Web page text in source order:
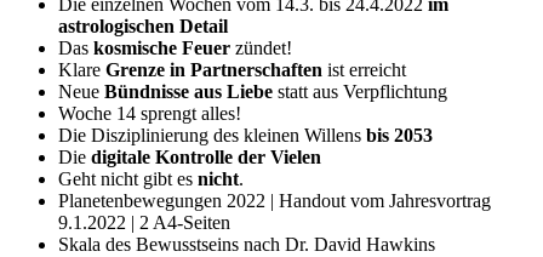
Die einzelnen Wochen vom 14.3. bis 24.4.2022 im
astrologischen Detail
Das kosmische Feuer zündet!
Klare Grenze in Partnerschaften ist erreicht
Neue Bündnisse aus Liebe statt aus Verpflichtung
Woche 14 sprengt alles!
Die Disziplinierung des kleinen Willens bis 2053
Die digitale Kontrolle der Vielen
Geht nicht gibt es nicht.
Planetenbewegungen 2022 | Handout vom Jahresvortrag
9.1.2022 | 2 A4-Seiten
Skala des Bewusstseins nach Dr. David Hawkins